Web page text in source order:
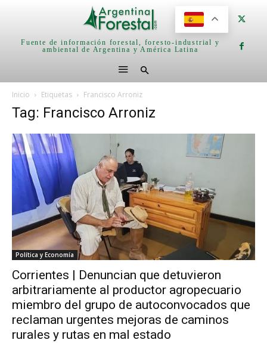
Fuente de información forestal, foresto-industrial y
ambiental de Argentina y América Latina
Inicio Etiquetas Francisco Arroniz
Tag: Francisco Arroniz
Política y Economía
Corrientes | Denuncian que detuvieron
arbitrariamente al productor agropecuario
miembro del grupo de autoconvocados que
reclaman urgentes mejoras de caminos
rurales y rutas en mal estado